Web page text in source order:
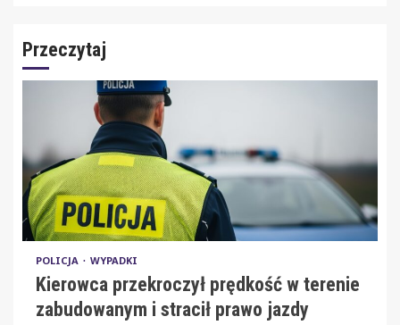
Przeczytaj
POLICJA WYPADKI
Kierowca przekroczył prędkość w terenie
zabudowanym i stracił prawo jazdy